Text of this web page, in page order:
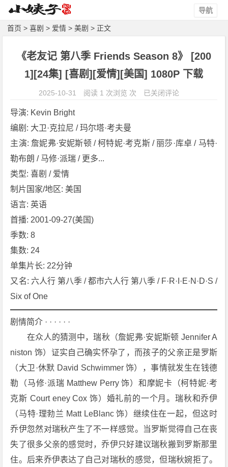
导航
首页 >喜剧 > 爱情 >美剧 > 正文
《老友记 第八季 Friends Season 8》 [200
1][24集] [喜剧][爱情][美国] 1080P 下载
2025-10-31 阅读 1 次浏览 次
《老
八
a
o
8》
[2
0
1]
[2
4
集]
剧]
[爱
已关闭评论
导演: Kevin Bright
编剧: 大卫·克拉尼 / 玛尔塔·考夫曼
主演: 詹妮弗·安妮斯顿 / 柯特妮·考克斯 / 丽莎·库卓 / 马特·
勒布朗 / 马修·派瑞 / 更多...
类型: 喜剧 / 爱情
制片国家/地区: 美国
语言: 英语
首播: 2001-09-27(美国)
季数: 8
集数: 24
单集片长: 22分钟
又名: 六人行 第八季 / 都市六人行 第八季 / F·R·I·E·N·D·S /
Six of One
剧情简介 · · · · · ·
在众人的猜测中，瑞秋（詹妮弗·安妮斯顿 Jennifer A
niston 饰）证实自己确实怀孕了，而孩子的父亲正是罗斯
（大卫·休默 David Schwimmer 饰），事情就发生在钱德
勒（马修·派瑞 Matthew Perry 饰）和摩妮卡（柯特妮·考
克斯 Court eney Cox 饰）婚礼前的一个月。瑞秋和乔伊
（马特·理勃兰 Matt LeBlanc 饰）继续住在一起，但这时
乔伊忽然对瑞秋产生了不一样感觉。当罗斯觉得自己在丧
失了很多父亲的感觉时，乔伊只好建议瑞秋搬到罗斯那里
住。后来乔伊表达了自己对瑞秋的感觉，但瑞秋婉拒了。